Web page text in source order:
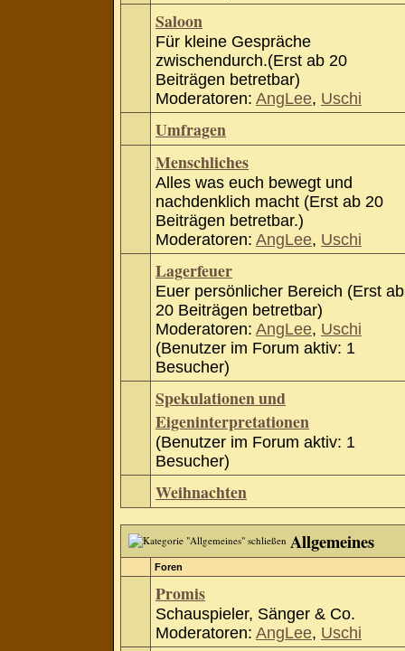
Saloon
Für kleine Gespräche
zwischendurch.(Erst ab 20
Beiträgen betretbar)
Moderatoren: AngLee, Uschi
Umfragen
Menschliches
Alles was euch bewegt und
nachdenklich macht (Erst ab 20
Beiträgen betretbar.)
Moderatoren: AngLee, Uschi
Lagerfeuer
Euer persönlicher Bereich (Erst ab
20 Beiträgen betretbar)
Moderatoren: AngLee, Uschi
(Benutzer im Forum aktiv: 1
Besucher)
Spekulationen und
Eigeninterpretationen
(Benutzer im Forum aktiv: 1
Besucher)
Weihnachten
Allgemeines
Foren
Promis
Schauspieler, Sänger & Co.
Moderatoren: AngLee, Uschi